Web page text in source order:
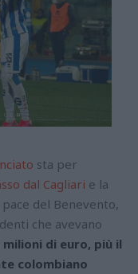
sta per
dal Cagliari e la
del Benevento,
che avevano
di euro, più il
colombiano